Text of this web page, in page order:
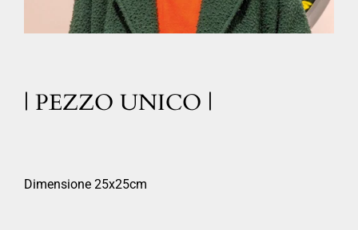
| PEZZO UNICO |
Dimensione 25x25cm